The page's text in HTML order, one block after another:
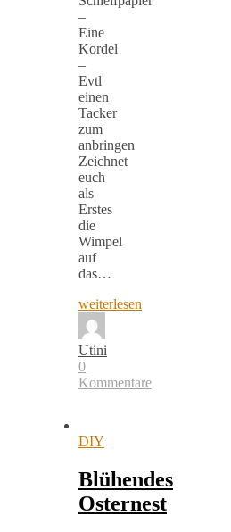
–
Eine
Kordel
–
Evtl
einen
Tacker
zum
anbringen
Zeichnet
euch
als
Erstes
die
Wimpel
auf
das…
weiterlesen
Utini
0
Kommentare
DIY
Blühendes
Osternest